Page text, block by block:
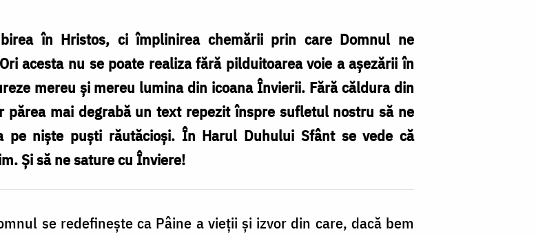
în Hristos, ci împlinirea chemării prin care Domnul ne
acesta nu se poate realiza fără pilduitoarea voie a așezării în
mereu și mereu lumina din icoana Învierii. Fără căldura din
mai degrabă un text repezit înspre sufletul nostru să ne
niște puști răutăcioși. În Harul Duhului Sfânt se vede că
Și să ne sature cu Înviere!
se redefinește ca Pâine a vieții și izvor din care, dacă bem